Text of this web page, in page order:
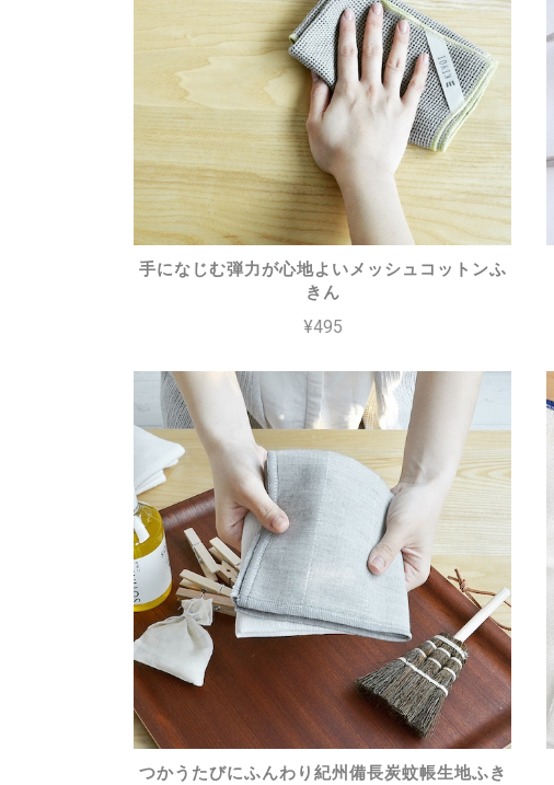
手になじむ弾力が心地よいメッシュコットンふ
きん
¥495
つかうたびにふんわり紀州備長炭蚊帳生地ふき